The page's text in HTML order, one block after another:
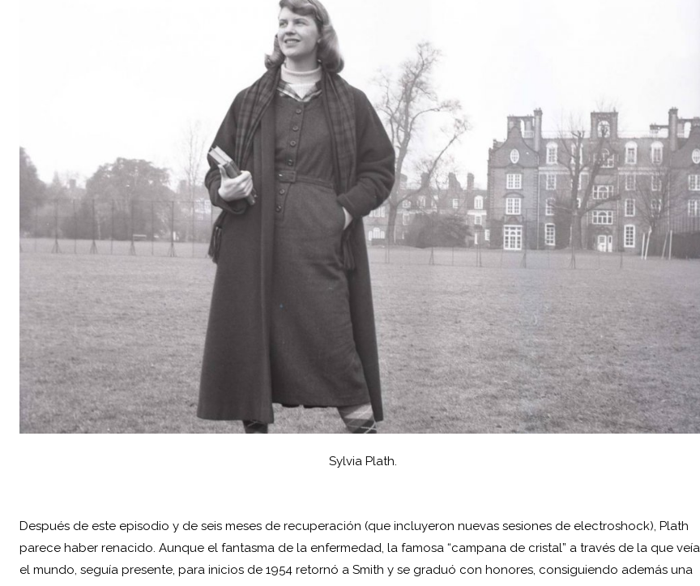
Sylvia Plath.
Después de este episodio y de seis meses de recuperación (que incluyeron nuevas sesiones de electroshock), Plath
parece haber renacido. Aunque el fantasma de la enfermedad, la famosa “campana de cristal” a través de la que veía
el mundo, seguía presente, para inicios de 1954 retornó a Smith y se graduó con honores, consiguiendo además una